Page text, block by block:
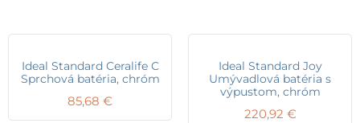
Ideal Standard Ceralife C
Sprchová batéria, chróm
85,68 €
Ideal Standard Joy
Umývadlová batéria s
výpustom, chróm
220,92 €